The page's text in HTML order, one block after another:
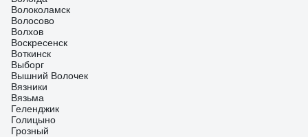
Волоколамск
Волосово
Волхов
Воскресенск
Воткинск
Выборг
Вышний Волочек
Вязники
Вязьма
Геленджик
Голицыно
Грозный